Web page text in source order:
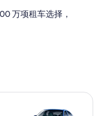
万项租车选择，